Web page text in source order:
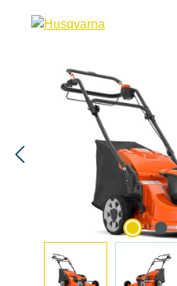
Bildergalerie überspringen